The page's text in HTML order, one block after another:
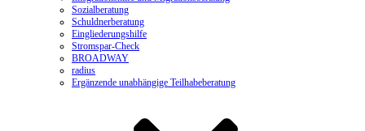
Sozialberatung
Schuldnerberatung
Eingliederungshilfe
Stromspar-Check
BROADWAY
radius
Ergänzende unabhängige Teilhabeberatung